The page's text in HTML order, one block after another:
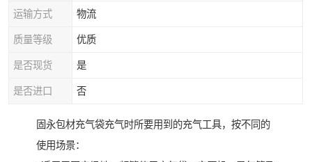
运输方式 物流
质量等级 优质
是否现货 是
是否进口 否
固永包材充气袋充气时所要用到的充气工具，按不同的
使用场景：